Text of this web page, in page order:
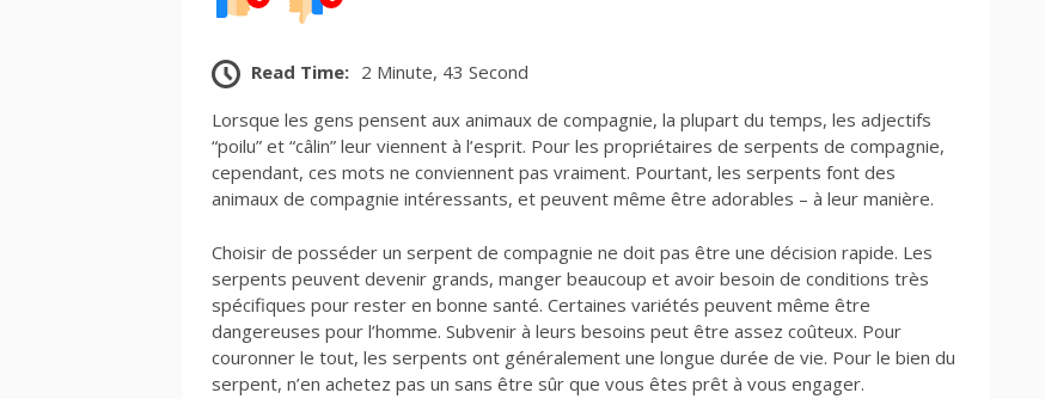
Read Time: 2 Minute, 43 Second
Lorsque les gens pensent aux animaux de compagnie, la plupart du temps, les adjectifs
“poilu” et “câlin” leur viennent à l’esprit. Pour les propriétaires de serpents de compagnie,
cependant, ces mots ne conviennent pas vraiment. Pourtant, les serpents font des
animaux de compagnie intéressants, et peuvent même être adorables – à leur manière.
Choisir de posséder un serpent de compagnie ne doit pas être une décision rapide. Les
serpents peuvent devenir grands, manger beaucoup et avoir besoin de conditions très
spécifiques pour rester en bonne santé. Certaines variétés peuvent même être
dangereuses pour l’homme. Subvenir à leurs besoins peut être assez coûteux. Pour
couronner le tout, les serpents ont généralement une longue durée de vie. Pour le bien du
serpent, n’en achetez pas un sans être sûr que vous êtes prêt à vous engager.